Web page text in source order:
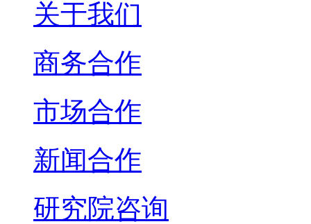
关于我们
商务合作
市场合作
新闻合作
研究院咨询